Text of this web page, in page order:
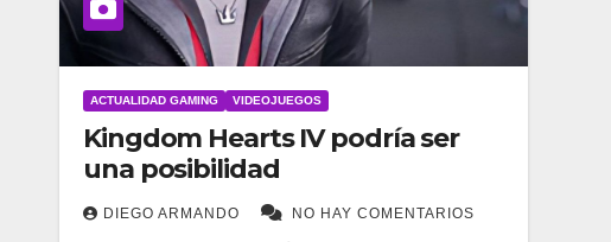
ACTUALIDAD GAMING VIDEOJUEGOS
Kingdom Hearts IV podría ser
una posibilidad
DIEGO ARMANDO NO HAY COMENTARIOS